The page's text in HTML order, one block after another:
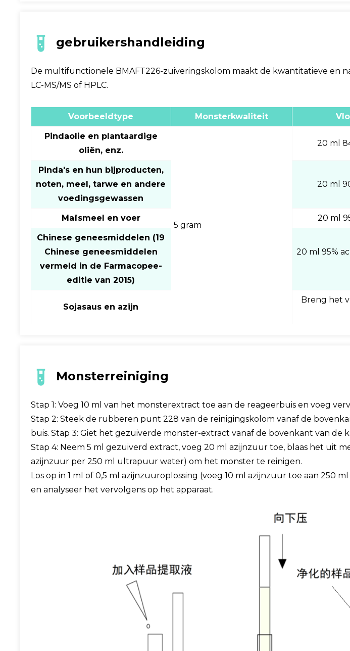
gebruikershandleiding
De multifunctionele BMAFT226-zuiveringskolom maakt de kwantitatieve en
LC-MS/MS of HPLC.
Voorbeeldtype Monsterkwaliteit
Pindaolie en plantaardige
oliën, enz.
5 gram
20 ml
Pinda's en hun bijproducten,
noten, meel, tarwe en andere
voedingsgewassen
20 ml
Maïsmeel en voer 20 ml
Chinese geneesmiddelen (19
Chinese geneesmiddelen
vermeld in de Farmacopee-
editie van 2015)
20 ml 95%
Sojasaus en azijn
Breng het
Monsterreiniging
Stap 1: Voeg 10 ml van het monsterextract toe aan de reageerbuis en voeg
Stap 2: Steek de rubberen punt 228 van de reinigingskolom vanaf de
buis. Stap 3: Giet het gezuiverde monster-extract vanaf de bovenkant van de
Stap 4: Neem 5 ml gezuiverd extract, voeg 20 ml azijnzuur toe, blaas het uit
azijnzuur per 250 ml ultrapuur water) om het monster te reinigen.
Los op in 1 ml of 0,5 ml azijnzuuroplossing (voeg 10 ml azijnzuur toe aan
en analyseer het vervolgens op het apparaat.